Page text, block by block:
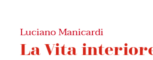
Luciano Manicardi
La Vita